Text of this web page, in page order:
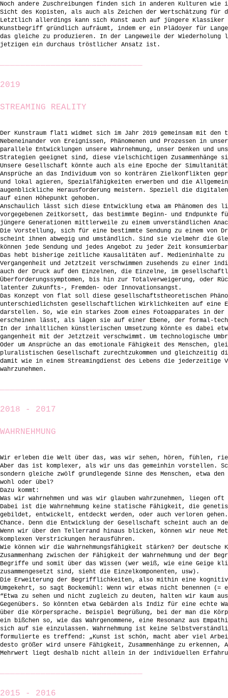
Noch andere Zuschreibungen finden sich in anderen Kulturen
Sicht des Kopisten, als auch als Zeichen der Wertschätzung für
Letztlich allerdings kann sich Kunst auch auf jüngere Klassiker
Kunstbegriff gründlich aufräumt, indem er ein Plädoyer für
das gleiche zu produzieren. In der Langeweile der
jetzigen ein durchaus tröstlicher Ansatz ist.
2019
STREAMING REALITY
Der Kunstraum flat1 widmet sich im Jahr 2019 gemeinsam mit
Nebeneinander von Ereignissen, Phänomenen und Prozessen in
parallele Entwicklungen unsere Wahrnehmung, unser Denken
Strategien geeignet sind, diese vielschichtigen Zusammenhänge
Unsere Gesellschaft könnte auch als eine Epoche der
Ansprüche an das Individuum von so konträren Zielkonflikten
und lokal agieren, Spezialfähigkeiten erwerben und die
augenblickliche Herausforderung meistern. Speziell die
auf einen Höhepunkt gehoben.
Anschaulich lässt sich diese Entwicklung etwa am Phänomen
vorgegebenen Zeitkorsett, das bestimmte Beginn- und
jüngere Generationen mittlerweile zu einem unverständlichen
Die Vorstellung, sich für eine bestimmte Sendung zu einem von
scheint ihnen abwegig und umständlich. Sind sie vielmehr die
können jede Sendung und jedes Angebot zu jeder Zeit
Das hebt bisherige zeitliche Kausalitäten auf. Medieninhalte
Vergangenheit und Jetztzeit verschwimmen zusehends zu einer
auch der Druck auf den Einzelnen, die Einzelne, im
Überforderungssymptomen, bis hin zur Totalverweigerung,
latenter Zukunfts-, Fremden- oder Innovationsangst.
Das Konzept von flat soll diese gesellschaftstheoretischen
unterschiedlichsten gesellschaftlichen Wirklichkeiten auf eine
darstellen. So, wie ein starkes Zoom eines Fotoapparates in
erscheinen lässt, als lägen sie auf einer Ebene, der formal-
In der inhaltlichen künstlerischen Umsetzung könnte es dabei
gangenheit mit der Jetztzeit verschwimmt. Um technologische
Oder um Ansprüche an das emotionale Fähigkeit des Menschen,
pluralistischen Gesellschaft zurechtzukommen und gleichzeitig
damit wie in einem Streamingdienst des Lebens die jederzeitige
wahrzunehmen.
2018 - 2017
WAHRNEHMUNG
Wir erleben die Welt über das, was wir sehen, hören, fühlen,
Aber das ist komplexer, als wir uns das gemeinhin vorstellen.
sondern gleiche zwölf grundlegende Sinne des Menschen, etwa
wohl oder übel?
Dazu kommt:
Was wir wahrnehmen und was wir glauben wahrzunehmen, liegen
Dabei ist die Wahrnehmung keine statische Fähigkeit, die
gebildet, entwickelt, entdeckt werden, oder auch verloren gehen.
Chance. Denn die Entwicklung der Gesellschaft scheint auch an
Wenn wir über den Tellerrand hinaus blicken, können wir neue
komplexen Verstrickungen herausführen.
Wie können wir die Wahrnehmungsfähigkeit stärken? Der
Zusammenhang zwischen der Fähigkeit der Wahrnehmung und
Begriffe und somit über das Wissen (wer weiß, wie eine Geige
zusammengesetzt sind, sieht die Einzelkomponenten, usw).
Die Erweiterung der Begrifflichkeiten, also mithin eine
Umgekehrt, so sagt Bockemühl: Wenn wir etwas nicht benennen
“Etwa zu sehen und nicht zugleich zu deuten, halten wir kaum
Gegenübers. So könnten etwa Gebärden als Indiz für eine echte
über die Körpersprache. Beispiel Begrüßung, bei der man die
ein bißchen so, wie das Wahrgenommene, eine Resonanz aus
sich auf sie einzulassen. Wahrnehmung ist keine
formulierte es treffend: „Kunst ist schön, macht aber viel
desto größer wird unsere Fähigkeit, Zusammenhänge zu
Mehrwert liegt deshalb nicht allein in der individuellen
2015 - 2016